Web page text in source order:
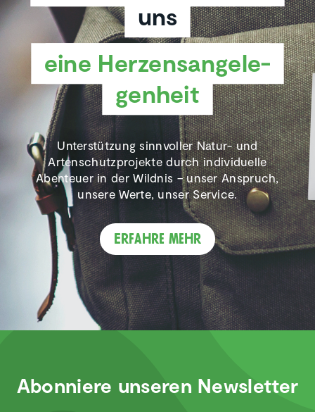
uns
eine Herzens­an­ge­le­
gen­heit
Unterstützung sinnvoller Natur- und
Artenschutzprojekte durch individuelle
Abenteuer in der Wildnis – unser Anspruch,
unsere Werte, unser Service.
Erfahre mehr
Abonniere unseren Newsletter